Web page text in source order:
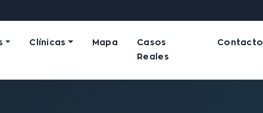
Clínicas Mapa
Casos
Reales
Contacto